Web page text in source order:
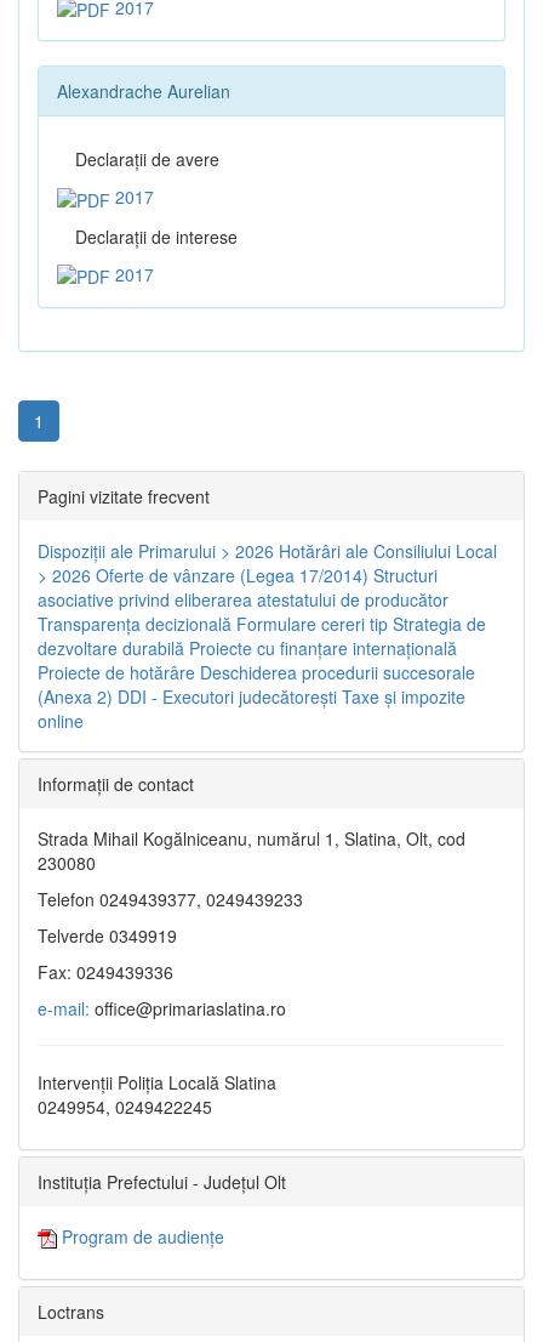
2017
Alexandrache Aurelian
Declaraţii de avere
2017
Declaraţii de interese
2017
1
Pagini vizitate frecvent
Dispoziţii ale Primarului > 2026 Hotărâri ale Consiliului Local
> 2026 Oferte de vânzare (Legea 17/2014) Structuri
asociative privind eliberarea atestatului de producător
Transparenţa decizională Formulare cereri tip Strategia de
dezvoltare durabilă Proiecte cu finanţare internaţională
Proiecte de hotărâre Deschiderea procedurii succesorale
(Anexa 2) DDI - Executori judecătorești Taxe şi impozite
online
Informaţii de contact
Strada Mihail Kogălniceanu, numărul 1, Slatina, Olt, cod
230080
Telefon 0249439377, 0249439233
Telverde 0349919
Fax: 0249439336
e-mail: office@primariaslatina.ro
Intervenții Poliția Locală Slatina
0249954, 0249422245
Instituția Prefectului - Județul Olt
Program de audiențe
Loctrans